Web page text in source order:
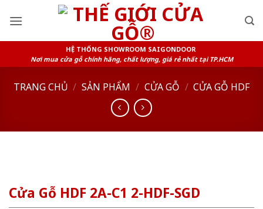
HỆ THỐNG SHOWROOM SAIGONDOOR
Nơi mua cửa gỗ chính hãng, chất lượng, giá rẻ nhất tại TP.HCM
TRANG CHỦ / SẢN PHẨM / CỬA GỖ / CỬA GỖ HDF
Cửa Gỗ HDF 2A-C1 2-HDF-SGD